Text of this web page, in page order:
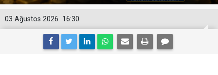
16:30
03 Ağustos 2026